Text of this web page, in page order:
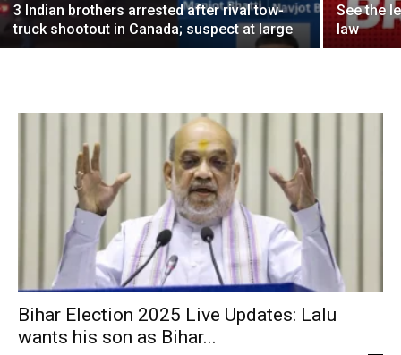
3 Indian brothers arrested after rival tow-
truck shootout in Canada; suspect at large
See the
law
Bihar Election 2025 Live Updates: Lalu
wants his son as Bihar...